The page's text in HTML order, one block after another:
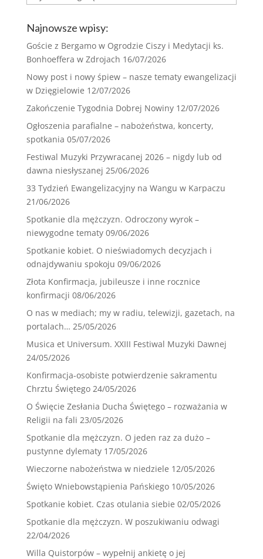
Najnowsze wpisy:
Goście z Bergamo w Ogrodzie Ciszy i Medytacji ks.
Bonhoeffera w Zdrojach 16/07/2026
Nowy post i nowy śpiew – nasze tematy ewangelizacji
w Dzięgielowie 12/07/2026
Zakończenie Tygodnia Dobrej Nowiny 12/07/2026
Ogłoszenia parafialne – nabożeństwa, koncerty,
spotkania 05/07/2026
Festiwal Muzyki Przywracanej 2026 – nigdy lub od
dawna niesłyszanej 25/06/2026
33 Tydzień Ewangelizacyjny na Wangu w Karpaczu
21/06/2026
Spotkanie dla mężczyzn. Odroczony wyrok –
niewygodne tematy 09/06/2026
Spotkanie kobiet. O nieświadomych decyzjach i
odnajdywaniu spokoju 09/06/2026
Złota Konfirmacja, jubileusze i inne rocznice
konfirmacji 08/06/2026
O nas w mediach; my w radiu, telewizji, gazetach, na
portalach… 25/05/2026
Musica et Universum. XXIII Festiwal Muzyki Dawnej
24/05/2026
Konfirmacja-osobiste potwierdzenie sakramentu
Chrztu Świętego 24/05/2026
O Święcie Zesłania Ducha Świętego – rozważania w
Religii na fali 23/05/2026
Spotkanie dla mężczyzn. O jeden raz za dużo –
pustynne dylematy 17/05/2026
Wieczorne nabożeństwa w niedziele 12/05/2026
Święto Wniebowstąpienia Pańskiego 10/05/2026
Spotkanie kobiet. Czas otulania siebie 02/05/2026
Spotkanie dla mężczyzn. W poszukiwaniu odwagi
22/04/2026
Willa Quistorpów – wypełnij ankietę o jej